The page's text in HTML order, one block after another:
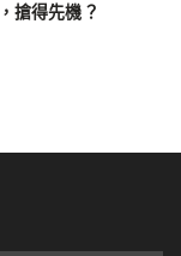
搶得先機？